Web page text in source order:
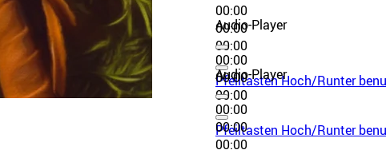
00:00
00:00
00:00
Pfeiltasten Hoch/Runter
Audio-Player
00:00
00:00
00:00
Pfeiltasten Hoch/Runter
Audio-Player
00:00
00:00
00:00